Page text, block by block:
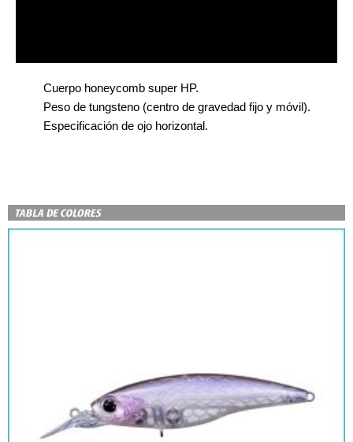
Cuerpo honeycomb super HP.
Peso de tungsteno (centro de gravedad fijo y móvil).
Especificación de ojo horizontal.